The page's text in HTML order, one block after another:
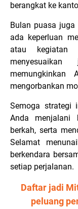
berangkat ke
Bulan puasa
ada keperluan
atau kegiatan
mengorbankan
Semoga strategi
Anda menjalani
berkah, serta
Selamat
berkendara
setiap perjalanan.
Daftar jadi
peluang